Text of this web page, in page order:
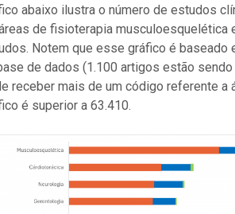
abaixo ilustra o número de estudos
de fisioterapia musculoesquelética
Notem que esse gráfico é baseado
de dados (1.100 artigos estão
receber mais de um código referente
é superior a 63.410.